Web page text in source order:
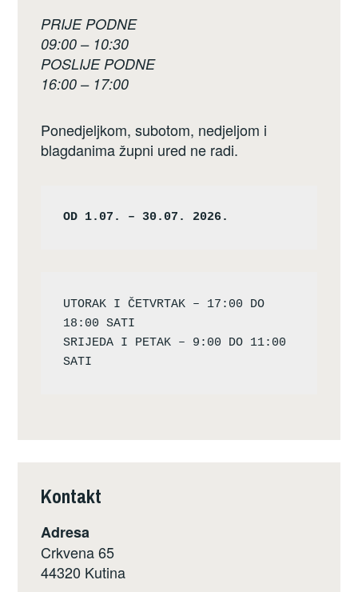
PRIJE PODNE
09:00 – 10:30
POSLIJE PODNE
16:00 – 17:00
Ponedjeljkom, subotom, nedjeljom i
blagdanima župni ured ne radi.
OD 1.07. – 30.07. 2026.
UTORAK I ČETVRTAK – 17:00 DO
18:00 SATI
SRIJEDA I PETAK – 9:00 DO 11:00
Kontakt
Adresa
Crkvena 65
44320 Kutina